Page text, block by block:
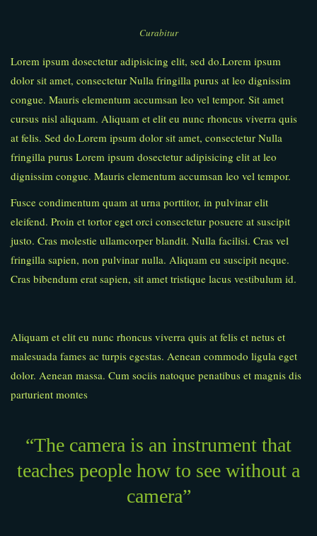
Curabitur
Lorem ipsum dosectetur adipisicing elit, sed do.Lorem ipsum
dolor sit amet, consectetur Nulla fringilla purus at leo dignissim
congue. Mauris elementum accumsan leo vel tempor. Sit amet
cursus nisl aliquam. Aliquam et elit eu nunc rhoncus viverra quis
at felis. Sed do.Lorem ipsum dolor sit amet, consectetur Nulla
fringilla purus Lorem ipsum dosectetur adipisicing elit at leo
dignissim congue. Mauris elementum accumsan leo vel tempor.
Fusce condimentum quam at urna porttitor, in pulvinar elit
eleifend. Proin et tortor eget orci consectetur posuere at suscipit
justo. Cras molestie ullamcorper blandit. Nulla facilisi. Cras vel
fringilla sapien, non pulvinar nulla. Aliquam eu suscipit neque.
Cras bibendum erat sapien, sit amet tristique lacus vestibulum id.
Aliquam et elit eu nunc rhoncus viverra quis at felis et netus et
malesuada fames ac turpis egestas. Aenean commodo ligula eget
dolor. Aenean massa. Cum sociis natoque penatibus et magnis dis
parturient montes
“The camera is an instrument that
teaches people how to see without a
camera”